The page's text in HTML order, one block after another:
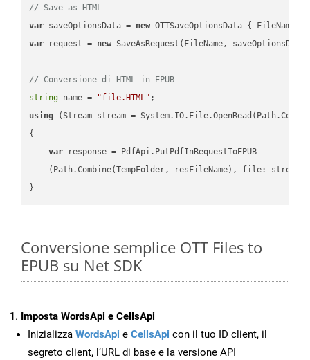
// Save as HTML
var saveOptionsData = new OTTSaveOptionsData { FileName =
var request = new SaveAsRequest(FileName,
// Conversione di HTML in EPUB
string name = "file.HTML"
using (Stream stream =
{
var response = PdfApi.PutPdfInRequestToEPUB
    (Path.Combine(TempFolder, resFileName), file: stream);
Conversione semplice OTT Files to
EPUB su Net SDK
Imposta WordsApi e CellsApi
Inizializza WordsApi e CellsApi con il tuo ID client, il
segreto client, l’URL di base e la versione API